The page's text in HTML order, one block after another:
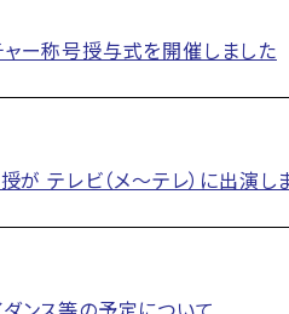
ー称号授与式を開催しました
テレビ（メ～テレ）に出演し